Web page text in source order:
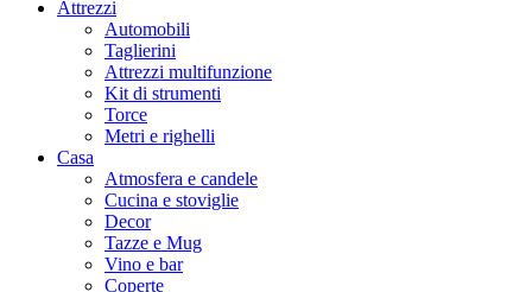
Attrezzi
Automobili
Taglierini
Attrezzi multifunzione
Kit di strumenti
Torce
Metri e righelli
Casa
Atmosfera e candele
Cucina e stoviglie
Decor
Tazze e Mug
Vino e bar
Coperte